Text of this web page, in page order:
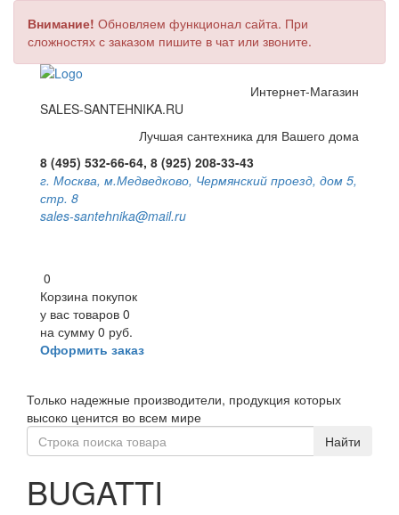
Внимание! Обновляем функционал сайта. При
сложностях с заказом пишите в чат или звоните.
Интернет-Магазин
SALES-SANTEHNIKA.RU
Лучшая сантехника для Вашего дома
8 (495) 532-66-64, 8 (925) 208-33-43
г. Москва, м.Медведково, Чермянский проезд, дом 5,
стр. 8
sales-santehnika@mail.ru
0
Корзина покупок
у вас товаров 0
на сумму 0 руб.
Оформить заказ
Только надежные производители, продукция которых
высоко ценится во всем мире
BUGATTI